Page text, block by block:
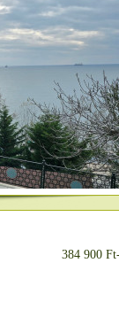
384 900